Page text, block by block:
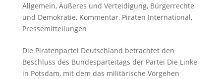
Allgemein, Äußeres und Verteidigung, Bürgerrechte
und Demokratie, Kommentar, Piraten International,
Pressemitteilungen
Die Piratenpartei Deutschland betrachtet den
Beschluss des Bundesparteitags der Partei Die Linke
in Potsdam, mit dem das militärische Vorgehen